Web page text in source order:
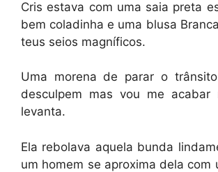
Cris estava com uma saia preta
bem coladinha e uma blusa
teus seios magníficos.
Uma morena de parar o
desculpem mas vou me
levanta.
Ela rebolava aquela bunda
um homem se aproxima dela com